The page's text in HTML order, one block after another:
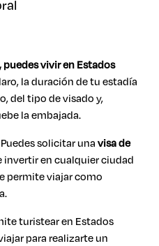
vivir en Estados
la duración de tu estadía
del tipo de visado y,
la embajada.
solicitar unavisa de
invertir en cualquier ciudad
permite viajar como
turistear en Estados
para realizarte un